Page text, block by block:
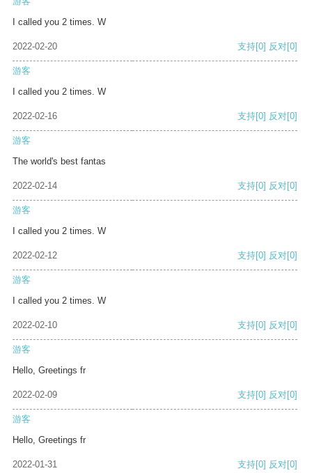
I called you 2 times. W
2022-02-20 支持[0] 反对[0]
游客
I called you 2 times. W
2022-02-16 支持[0] 反对[0]
游客
The world's best fantas
2022-02-14 支持[0] 反对[0]
游客
I called you 2 times. W
2022-02-12 支持[0] 反对[0]
游客
I called you 2 times. W
2022-02-10 支持[0] 反对[0]
游客
Hello, Greetings fr
2022-02-09 支持[0] 反对[0]
游客
Hello, Greetings fr
2022-01-31 支持[0] 反对[0]